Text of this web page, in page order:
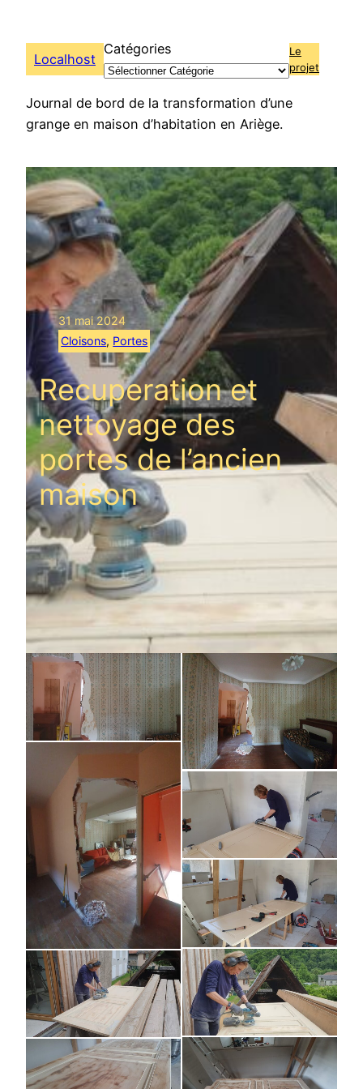
contenuLocalhost
Catégories
Le
projet
Journal de bord de la transformation d’une
grange en maison d’habitation en Ariège.
31 mai 2024
Cloisons, Portes
Recuperation et
nettoyage des
portes de l’ancien
maison